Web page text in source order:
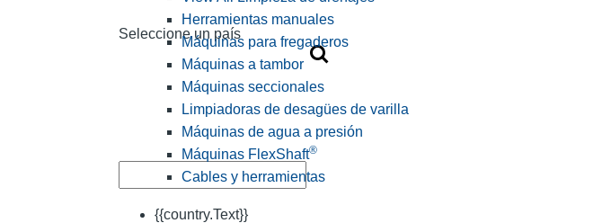
Seleccione un país
{{country.Text}}
Herramientas manuales
Máquinas para fregaderos
Máquinas a tambor
Máquinas seccionales
Limpiadoras de desagües de varilla
Máquinas de agua a presión
Máquinas FlexShaft®
Cables y herramientas